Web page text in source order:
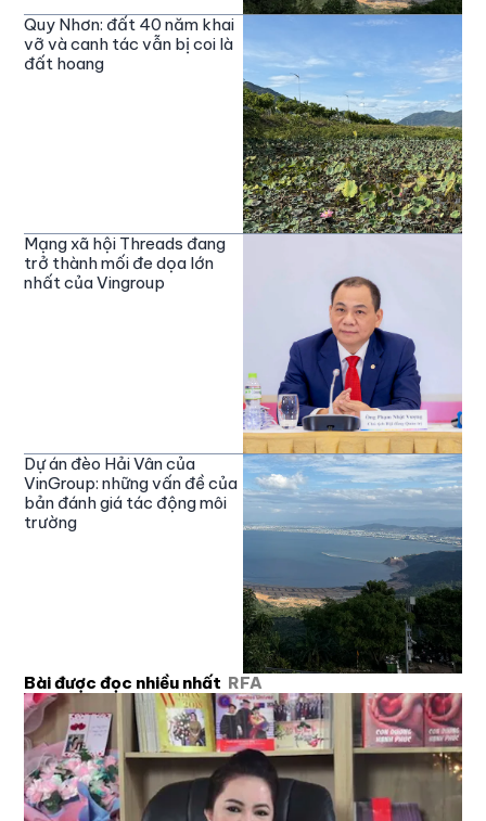
Quy Nhơn: đất 40 năm khai
vỡ và canh tác vẫn bị coi là
đất hoang
Mạng xã hội Threads đang
trở thành mối đe dọa lớn
nhất của Vingroup
Dự án đèo Hải Vân của
VinGroup: những vấn đề của
bản đánh giá tác động môi
trường
Bài được đọc nhiều nhất RFA